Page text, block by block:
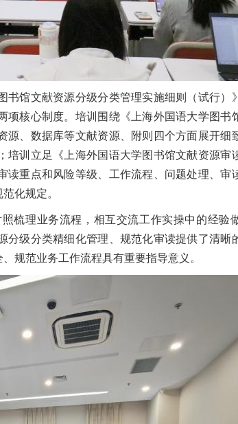
馆文献资源分级分类管理实施细则（试行）
核心制度。培训围绕《上海外国语大学图书
、数据库等文献资源、附则四个方面展开细
训立足《上海外国语大学图书馆文献资源审
读重点和风险等级、工作流程、问题处理、审
化规定。
梳理业务流程，相互交流工作实操中的经验
级分类精细化管理、规范化审读提供了清晰
规范业务工作流程具有重要指导意义。